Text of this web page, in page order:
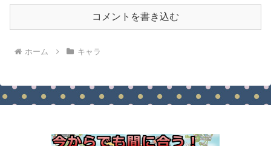
コメントを書き込む
ホーム キャラ